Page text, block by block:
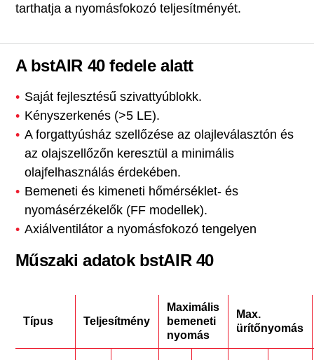
tarthatja a nyomásfokozó teljesítményét.
A bstAIR 40 fedele alatt
Saját fejlesztésű szivattyúblokk.
Kényszerkenés (>5 LE).
A forgattyúsház szellőzése az olajleválasztón és
az olajszellőzőn keresztül a minimális
olajfelhasználás érdekében.
Bemeneti és kimeneti hőmérséklet- és
nyomásérzékelők (FF modellek).
Axiálventilátor a nyomásfokozó tengelyen
Műszaki adatok bstAIR 40
Típus Teljesítmény
Maximális
bemeneti
nyomás
Max.
ürítőnyomás